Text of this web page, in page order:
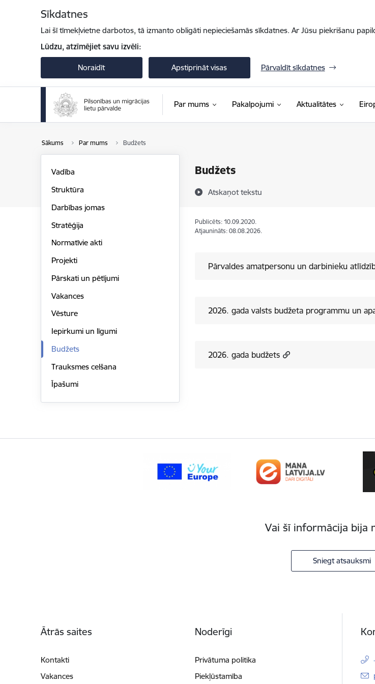
Sīkdatnes
Lai šī tīmekļvietne darbotos, tā izmanto obligāti nepieciešamās sīkdatnes. Ar Jūsu piekrišanu
Lūdzu, atzīmējiet savu izvēli:
Noraidīt Apstiprināt visas Pārvaldīt sīkdatnes
Par mums Pakalpojumi Aktualitātes
Sākums Par mums Budžets
Budžets
Atskaņot tekstu
Vadība
Struktūra
Darbības jomas
Stratēģija
Normatīvie akti
Projekti
Pārskati un pētījumi
Vakances
Vēsture
Iepirkumi un līgumi
Budžets
Trauksmes celšana
Īpašumi
Publicēts: 10.09.2020.
Atjaunināts: 08.08.2026.
Pārvaldes amatpersonu un darbinieku
2026. gada valsts budžeta programmu un
2026. gada budžets
Vai šī informācija bija
Sniegt atsauksmi
Ātrās saites
Kontakti
Vakances
Noderīgi
Privātuma politika
Piekļūstamība